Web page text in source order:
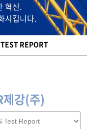
혁신.
시킵니다.
TEST REPORT
제강(주)